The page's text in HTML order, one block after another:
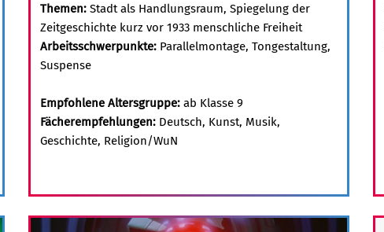
Themen: Stadt als Handlungsraum, Spiegelung der
Zeitgeschichte kurz vor 1933 menschliche Freiheit
Arbeitsschwerpunkte: Parallelmontage, Tongestaltung,
Suspense
Empfohlene Altersgruppe: ab Klasse 9
Fächerempfehlungen: Deutsch, Kunst, Musik,
Geschichte, Religion/WuN